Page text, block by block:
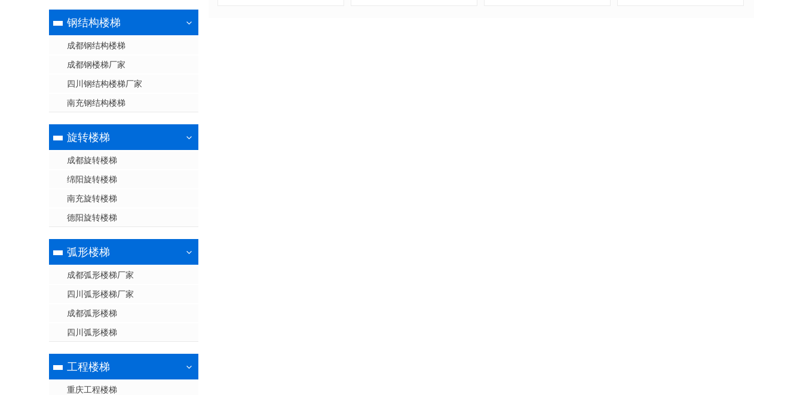
钢结构楼梯
成都钢结构楼梯
成都钢楼梯厂家
四川钢结构楼梯厂家
南充钢结构楼梯
旋转楼梯
成都旋转楼梯
绵阳旋转楼梯
南充旋转楼梯
德阳旋转楼梯
弧形楼梯
成都弧形楼梯厂家
四川弧形楼梯厂家
成都弧形楼梯
四川弧形楼梯
工程楼梯
重庆工程楼梯